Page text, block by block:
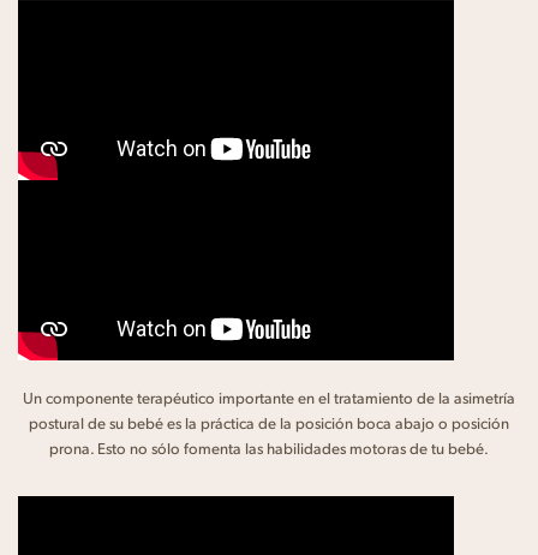
Un componente terapéutico importante en el tratamiento de la asimetría
postural de su bebé es la práctica de la posición boca abajo o posición
prona. Esto no sólo fomenta las habilidades motoras de tu bebé.